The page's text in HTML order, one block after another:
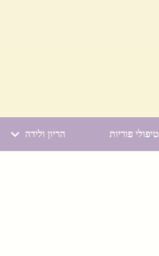
טיפולי פוריות הריון ולידה